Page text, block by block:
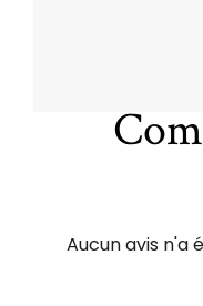
Aucun avis n'a